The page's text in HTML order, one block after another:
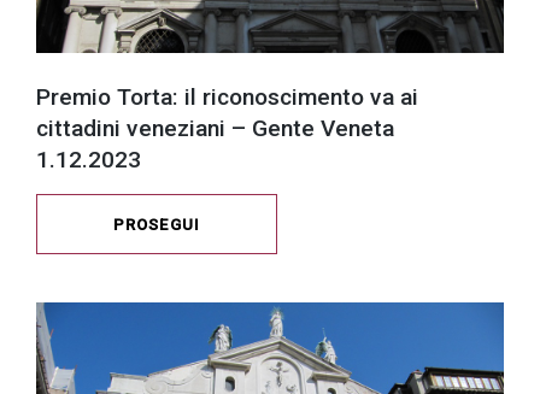
Premio Torta: il riconoscimento va ai
cittadini veneziani – Gente Veneta
1.12.2023
PROSEGUI